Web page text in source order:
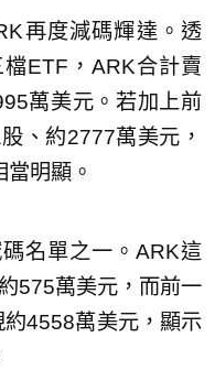
再度減碼輝達。透
ETF，ARK合計賣
萬美元。若加上前
、約2777萬美元，
明顯。
名單之一。ARK這
575萬美元，而前一
4558萬美元，顯示